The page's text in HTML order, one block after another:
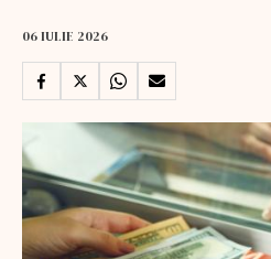
06 IULIE 2026